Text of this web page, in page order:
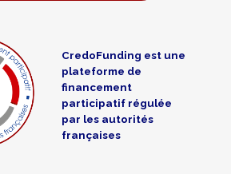
CredoFunding est une
plateforme de
financement
participatif régulée
par les autorités
françaises